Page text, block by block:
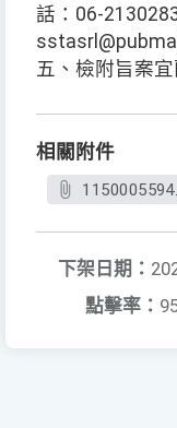
話：06-
五、檢附旨案
相關附件
下架日期：
點擊率：